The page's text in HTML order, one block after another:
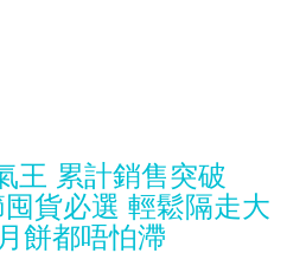
王 累計銷售突破
貨必選 輕鬆隔走大
餅都唔怕滯